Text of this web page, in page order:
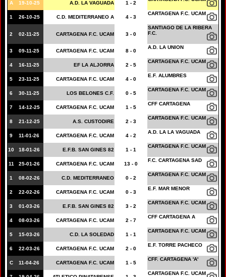
A 19-10-25 A.D. LA VAGUADA 1 - 2
1 26-10-25 C.D. MEDITERRANEO A 4 - 3
CARTAGENA F.C. UCAM
2 02-11-25 CARTAGENA F.C. UCAM 3 - 0
SANTIAGO DE LA RIBERA
F.C.
3 09-11-25 CARTAGENA F.C. UCAM 8 - 0
A.D. LA UNION
4 16-11-25 EF LA ALJORRA 2 - 5
CARTAGENA F.C. UCAM
5 23-11-25 CARTAGENA F.C. UCAM 4 - 0
E.F. ALUMBRES
6 30-11-25 LOS BELONES C.F. 0 - 5
CARTAGENA F.C. UCAM
7 14-12-25 CARTAGENA F.C. UCAM 1 - 5
CFF CARTAGENA
8 21-12-25 A.S. CUSTODIRE 2 - 3
CARTAGENA F.C. UCAM
9 11-01-26 CARTAGENA F.C. UCAM 4 - 2
A.D. LA LA VAGUADA
10 18-01-26 E.F.B. SAN GINES 82 1 - 1
CARTAGENA F.C. UCAM
11 25-01-26 CARTAGENA F.C. UCAM 13 - 0
F.C. CARTAGENA SAD
1 08-02-26 C.D. MEDITERRANEO 0 - 2
CARTAGENA F.C. UCAM
2 22-02-26 CARTAGENA F.C. UCAM 0 - 3
E.F. MAR MENOR
3 01-03-26 E.F.B. SAN GINES 82 3 - 2
CARTAGENA F.C. UCAM
4 08-03-26 CARTAGENA F.C. UCAM 2 - 7
CFF CARTAGENA A
5 15-03-26 C.D. LA SOLEDAD 1 - 1
CARTAGENA F.C. UCAM
6 22-03-26 CARTAGENA F.C. UCAM 2 - 0
E.F. TORRE PACHECO
C 11-04-26 CARTAGENA F.C. UCAM 1 - 5
CFF. CARTAGENA 'A'
CARTAGENA F.C. UCAM